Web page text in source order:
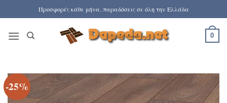
στο
περιεχόμενο
Προσφορές κάθε μήνα. παραδόσεις σε όλη την Ελλάδα
0
-25%